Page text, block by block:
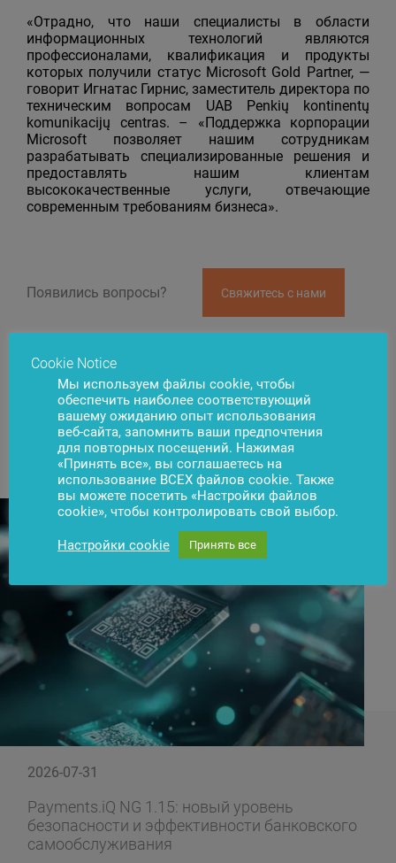
«Отрадно, что наши специалисты в области
информационных технологий являются
профессионалами, квалификация и продукты
которых получили статус Microsoft Gold Partner, —
говорит Игнатас Гирнис, заместитель директора по
техническим вопросам UAB Penkių kontinentų
komunikacijų centras. – «Поддержка корпорации
Microsoft позволяет нашим сотрудникам
разрабатывать специализированные решения и
предоставлять нашим клиентам
высококачественные услуги, отвечающие
современным требованиям бизнеса».
Появились вопросы? Свяжитесь с нами
Новости Подписаться
2026-07-31
Payments.iQ NG 1.15: новый уровень
безопасности и эффективности банковского
самообслуживания
Cookie Notice
Мы используем файлы cookie, чтобы
обеспечить наиболее соответствующий
вашему ожиданию опыт использования
веб-сайта, запомнить ваши предпочтения
для повторных посещений. Нажимая
«Принять все», вы соглашаетесь на
использование ВСЕХ файлов cookie. Также
вы можете посетить «Настройки файлов
cookie», чтобы контролировать свой выбор.
Настройки cookie Принять все